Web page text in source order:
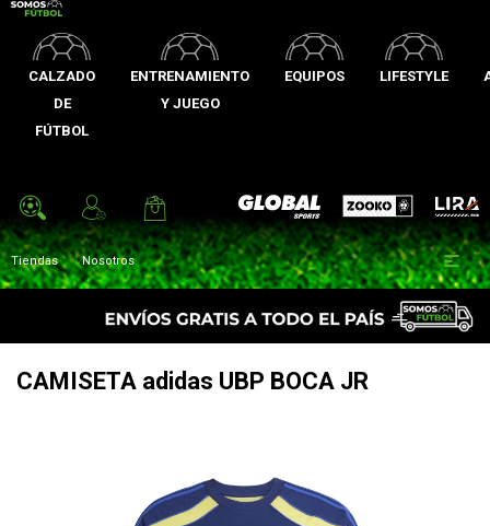
CALZADO
DE
FÚTBOL
ENTRENAMIENTO
Y JUEGO
EQUIPOS LIFESTYLE
Global Sports Zooko Lira
Tiendas Nosotros 
CAMISETA adidas UBP BOCA JR